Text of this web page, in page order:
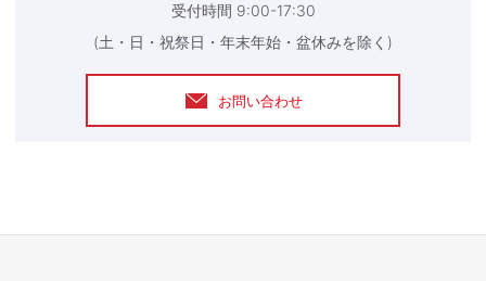
受付時間 9:00-17:30
(土・日・祝祭日・年末年始・盆休みを除く)
お問い合わせ